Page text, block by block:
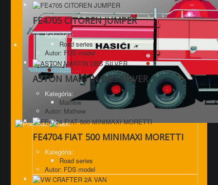
FE4705 CITOREN JUMPER
Kategória:
Road series
Autor: FDS model
ASTON MARTIN DBS SILVER
Kategória:
Mathew
Autor: Mathew
FE4704 FIAT 500 MINIMAXI MORETTI
Kategória:
Road series
Autor: FDS model